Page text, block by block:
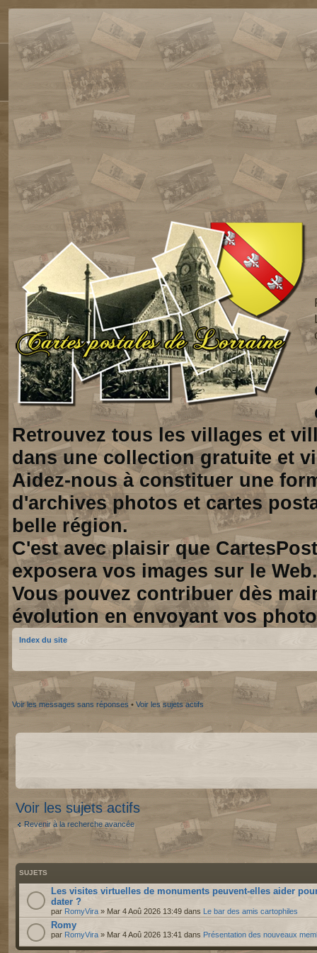
Retrouvez tous les villages et
dans une collection gratuite et
Aidez-nous à constituer une
d'archives photos et cartes
belle région.
C'est avec plaisir que
exposera vos images sur le Web.
Vous pouvez contribuer dès
évolution en envoyant vos
Index du site
Voir les messages sans réponses • Voir les sujets actifs
Voir les sujets actifs
Revenir à la recherche avancée
SUJETS
Les visites virtuelles de monuments peuvent-elles aider
dater ?
par RomyVira » Mar 4 Aoû 2026 13:49 dans Le bar des amis cartophiles
Romy
par RomyVira » Mar 4 Aoû 2026 13:41 dans Présentation des nouveaux